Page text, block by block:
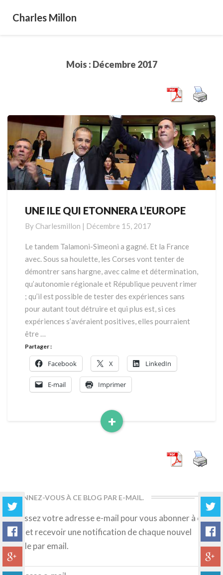
Charles Millon
Mois : Décembre 2017
UNE
QUI
ETONNERA
UNE ILE QUI ETONNERA L’EUROPE
By Charlesmillon | Décembre 15, 2017
Le tandem Talamoni-Simeoni a gagné. Et la France
avec. Sous sa houlette, les Corses vont tenter de
démontrer sans hargne, avec calme et détermination,
qu’autonomie régionale et République peuvent rimer
; qu’il est possible de tester des expériences sans
pour autant tout détruire et qui plus est, si ces
expériences s’avéraient positives, elles pourraient
être …
+
Read
Partager :
Facebook X LinkedIn
E-mail Imprimer
ABONNEZ-VOUS À CE BLOG PAR E-MAIL.
Saisissez votre adresse e-mail pour vous abonner à ce
blog et recevoir une notification de chaque nouvel
article par email.
Adresse